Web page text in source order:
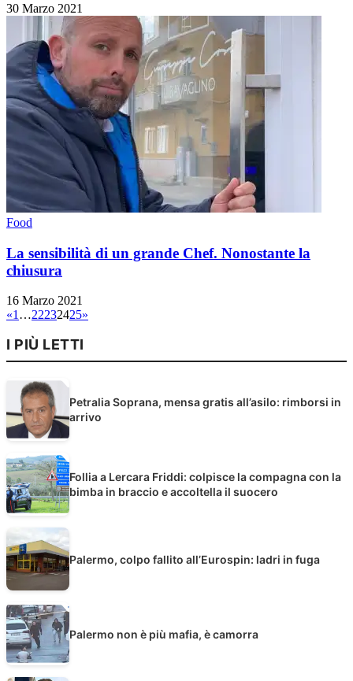
30 Marzo 2021
Food
La sensibilità di un grande Chef. Nonostante la
chiusura
16 Marzo 2021
«1 …22232425»
I PIÙ LETTI
Petralia Soprana, mensa gratis all’asilo: rimborsi in
arrivo
Follia a Lercara Friddi: colpisce la compagna con la
bimba in braccio e accoltella il suocero
Palermo, colpo fallito all’Eurospin: ladri in fuga
Palermo non è più mafia, è camorra